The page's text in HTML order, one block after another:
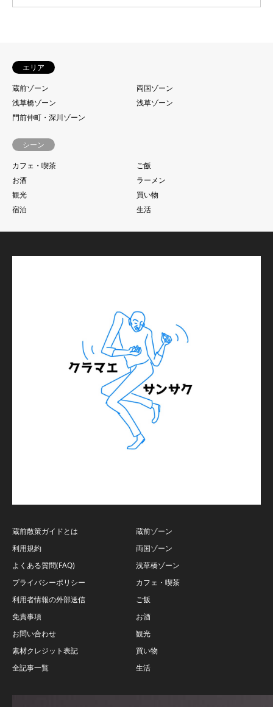
エリア
蔵前ゾーン
両国ゾーン
浅草橋ゾーン
浅草ゾーン
門前仲町・深川ゾーン
シーン
カフェ・喫茶
ご飯
お酒
ラーメン
観光
買い物
宿泊
生活
蔵前散策ガイドとは
利用規約
よくある質問(FAQ)
プライバシーポリシー
利用者情報の外部送信
免責事項
お問い合わせ
素材クレジット表記
全記事一覧
蔵前ゾーン
両国ゾーン
浅草橋ゾーン
カフェ・喫茶
ご飯
お酒
観光
買い物
生活